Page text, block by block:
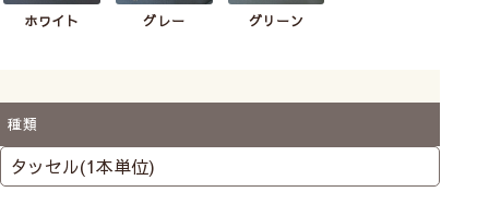
ホワイト グレー グリーン
種類